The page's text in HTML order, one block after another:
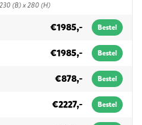
(B) x 280 (H)
€1985,- Bestel
€1985,- Bestel
€878,- Bestel
€2227,- Bestel